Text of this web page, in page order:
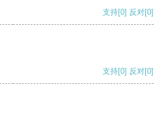
支持[0] 反对[0]
支持[0] 反对[0]